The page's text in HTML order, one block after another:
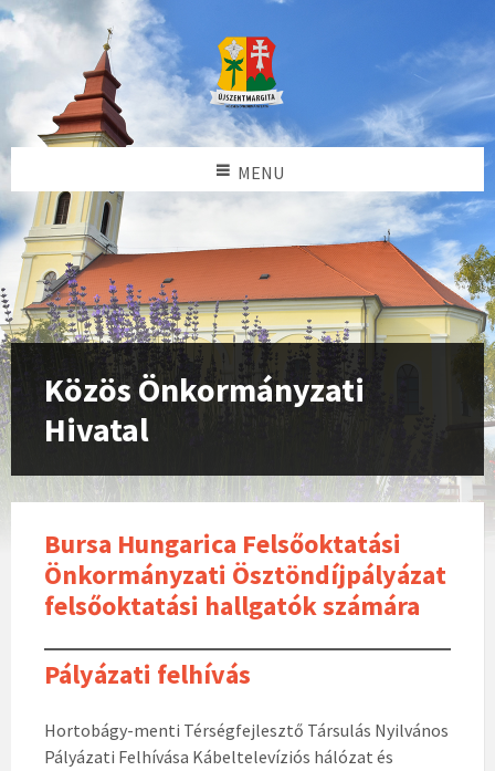
MENU
Közös Önkormányzati
Hivatal
Bursa Hungarica Felsőoktatási
Önkormányzati Ösztöndíjpályázat
felsőoktatási hallgatók számára
Pályázati felhívás
Hortobágy-menti Térségfejlesztő Társulás Nyilvános
Pályázati Felhívása Kábeltelevíziós hálózat és